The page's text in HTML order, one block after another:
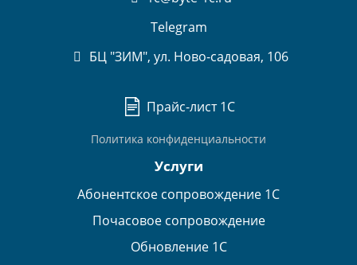
Telegram
БЦ "ЗИМ", ул. Ново-садовая, 106
Прайс-лист 1С
Политика конфиденциальности
Услуги
Абонентское сопровождение 1С
Почасовое сопровождение
Обновление 1С